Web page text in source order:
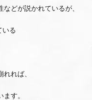
どが説かれているが、
いる
れば、
す。